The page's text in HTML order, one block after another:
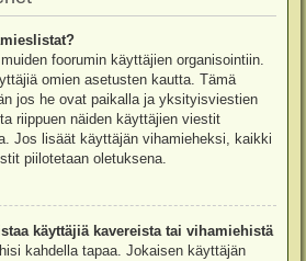
foorumin käyttäjien organisointiin.
omien asetusten kautta. Tämä
jos he ovat paikalla ja yksityisviestien
riippuen näiden käyttäjien viestit
Jos lisäät käyttäjän vihamieheksi, kaikki
piilotetaan oletuksena.
käyttäjiä kavereista tai vihamiehistä
kahdella tapaa. Jokaisen käyttäjän